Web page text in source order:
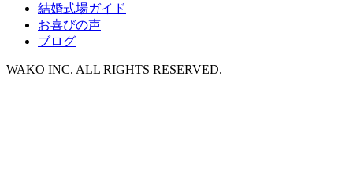
結婚式場ガイド
お喜びの声
ブログ
WAKO INC. ALL RIGHTS RESERVED.